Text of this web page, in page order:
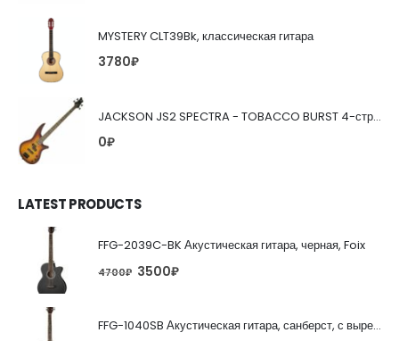
MYSTERY CLT39Bk, классическая гитара
3780₽
JACKSON JS2 SPECTRA - TOBACCO BURST 4-струнная бас-гитара
0₽
LATEST PRODUCTS
FFG-2039C-BK Акустическая гитара, черная, Foix
4700₽ 3500₽
FFG-1040SB Акустическая гитара, санберст, с вырезом, Foix